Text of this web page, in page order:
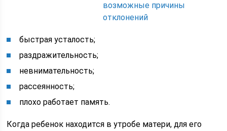
возможные причины
отклонений
быстрая усталость;
раздражительность;
невнимательность;
рассеянность;
плохо работает память.
Когда ребенок находится в утробе матери, для его